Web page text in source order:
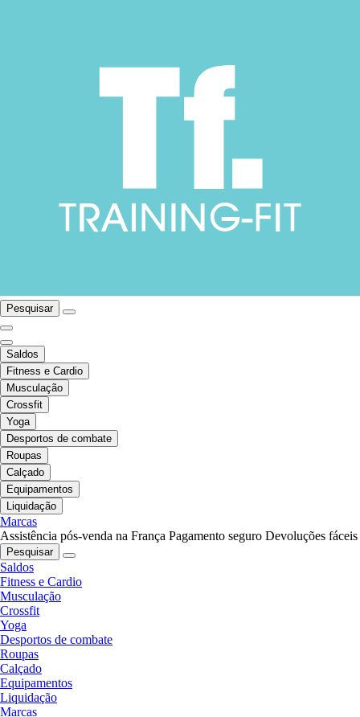
Pesquisar
Saldos
Fitness e Cardio
Musculação
Crossfit
Yoga
Desportos de combate
Roupas
Calçado
Equipamentos
Liquidação
Marcas
Assistência pós-venda na França Pagamento seguro Devoluções fáceis
Pesquisar
Saldos
Fitness e Cardio
Musculação
Crossfit
Yoga
Desportos de combate
Roupas
Calçado
Equipamentos
Liquidação
Marcas